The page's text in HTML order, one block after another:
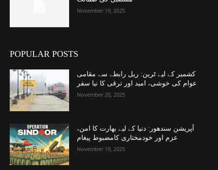
November 19, 2025
POPULAR POSTS
کشمیر کے لیے ٹرین: ریل رابطے سے مقامی
عوام کی خوشی، امید اور ترقی کا نیا سفر
November 20, 2025
آپریشن سندھور: دنیا کے لیے بھارت کا امن،
عزم اور خودمختاری کامضبوط پیغام
November 19, 2025